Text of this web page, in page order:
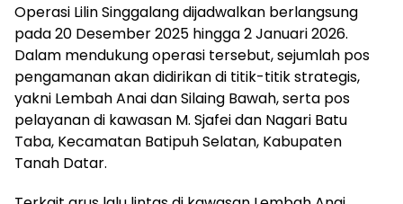
Operasi Lilin Singgalang dijadwalkan berlangsung
pada 20 Desember 2025 hingga 2 Januari 2026.
Dalam mendukung operasi tersebut, sejumlah pos
pengamanan akan didirikan di titik-titik strategis,
yakni Lembah Anai dan Silaing Bawah, serta pos
pelayanan di kawasan M. Sjafei dan Nagari Batu
Taba, Kecamatan Batipuh Selatan, Kabupaten
Tanah Datar.